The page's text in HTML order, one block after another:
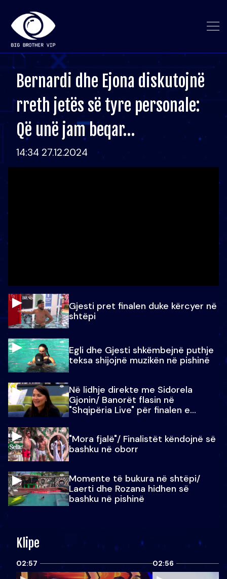
Bernardi dhe Ejona diskutojnë
rreth jetës së tyre personale:
Që unë jam beqar…
14:34 27.12.2024
Gjesti pret finalen duke kërcyer në
shtëpi
Egli dhe Gjesti shkëmbejnë puthje
teksa shijojnë muzikën në pishinë
Në lidhje direkte me Sidorela
Gjonin/ Banorët flasin në
"Shqipëria Live" për finalen e
"Mora fjalë"/ Finalistët këndojnë së
bashku në oborr
Momente të bukura në shtëpi/
Laerti dhe Rozana hidhen së
bashku në pishinë
Klipe
02:57 02:56